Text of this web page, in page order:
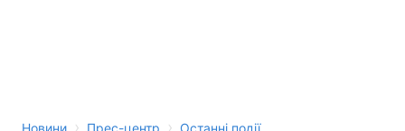
Новини › Прес-центр › Останні події